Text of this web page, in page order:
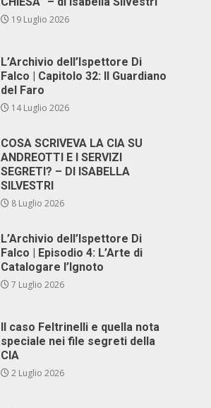
19 Luglio 2026
L’Archivio dell’Ispettore Di
Falco | Capitolo 32: Il Guardiano
del Faro
14 Luglio 2026
COSA SCRIVEVA LA CIA SU
ANDREOTTI E I SERVIZI
SEGRETI? – DI ISABELLA
SILVESTRI
8 Luglio 2026
L’Archivio dell’Ispettore Di
Falco | Episodio 4: L’Arte di
Catalogare l’Ignoto
7 Luglio 2026
Il caso Feltrinelli e quella nota
speciale nei file segreti della
CIA
2 Luglio 2026